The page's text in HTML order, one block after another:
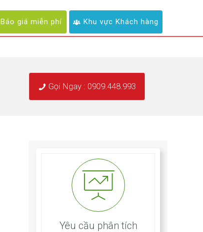
Báo giá miễn phí Khu vực Khách hàng
Gọi Ngay : 0909.448.993
Yêu cầu phân tích